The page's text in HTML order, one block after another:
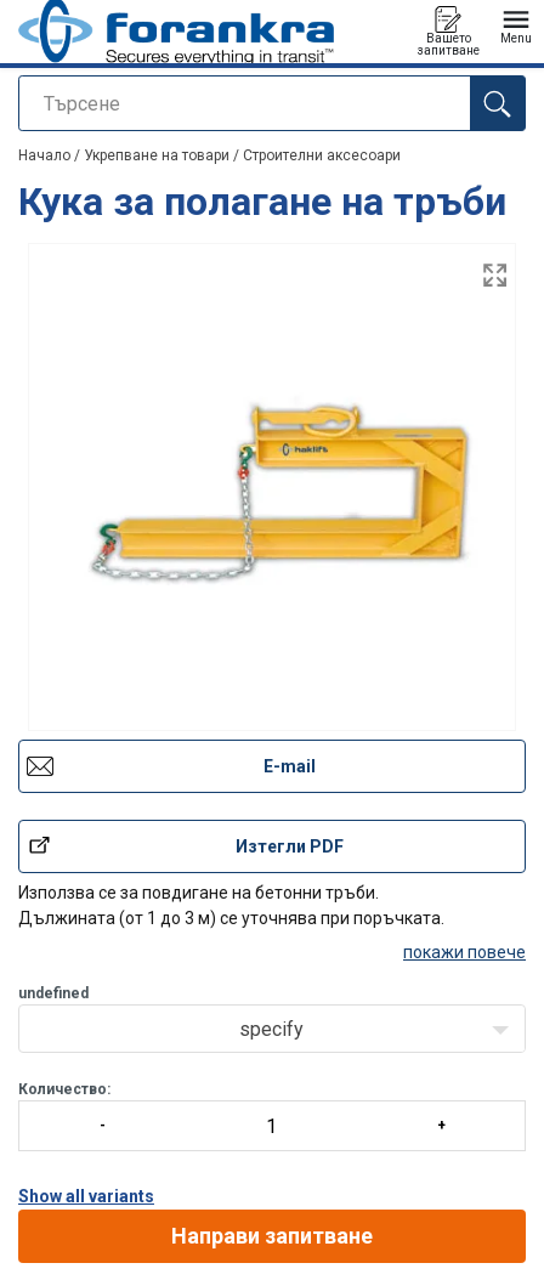
Търсене
Вашето
запитване
Menu
е добавен към вашето запитване
Начало / Укрепване на товари / Строителни аксесоари
Кука за полагане на тръби
E-mail
Изтегли PDF
Използва се за повдигане на бетонни тръби.
Дължината (от 1 до 3 м) се уточнява при поръчката.
покажи повече
undefined
specify
Количество:
Show all variants
Направи запитване